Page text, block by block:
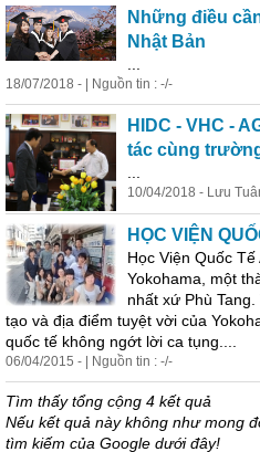
Những điều
Nhật Bản
18/07/2018 - | Nguồn tin : -/-
HIDC - VHC -
tác cùng
10/04/2018 - Lưu
HỌC VIỆN
Học Viện Quốc
Yokohama, một
nhất xứ Phù
tạo và địa điểm tuyệt vời của
quốc tế không ngớt lời ca tụng....
06/04/2015 - | Nguồn tin : -/-
Tìm thấy tổng cộng 4 kết quả
Nếu kết quả này không như mong
tìm kiếm của Google dưới đây!